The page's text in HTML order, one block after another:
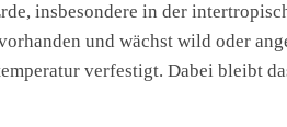
insbesondere in der
und wächst wild oder
verfestigt. Dabei bleibt